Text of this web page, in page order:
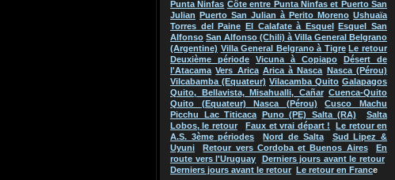
Punta Ninfas Côte entre Punta Ninfas et Puerto San
Julian
Puerto San Julian à Perito Moreno Ushuaïa
Torres del Paine
El Calafate à Esquel
Esquel San
Alfonso San Alfonso (Chili) à Villa General Belgrano
(Argentine) Villa General Belgrano à Tigre Le retour
Deuxième période
Vicuna à Copiapo
Désert de
l'Atacama Vers Arica Arica à Nasca
Nasca (Pérou)
Vilcabamba (Equateur) Vilacamba Quito Galapagos
Quito, Bellavista, Misahualli, Cañar Cuenca-Quito
Quito (Equateur) Nasca (Pérou)
Cusco Machu
Picchu Lac Titicaca
Puno (PE) Salta (RA)
Salta
Lobos, le retour
Faux et vrai départ !
Le retour en
A.S. 3ème périodes
Nord de Salta
Sud Lipez &
Uyuni
Retour vers Cordoba et Buenos Aires
En
route vers l'Uruguay
Derniers jours avant le retour
Derniers jours avant le retour
Le retour en France